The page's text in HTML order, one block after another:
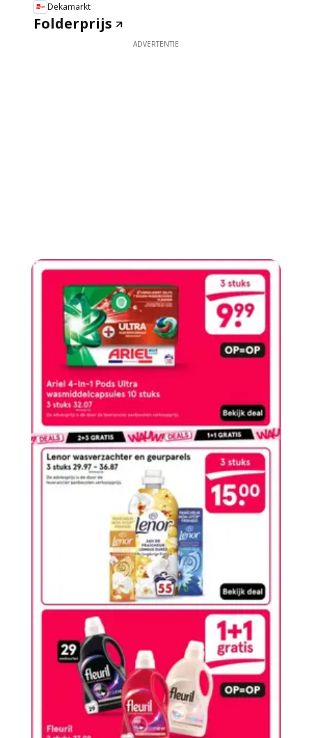
Dekamarkt
Folderprijs
ADVERTENTIE